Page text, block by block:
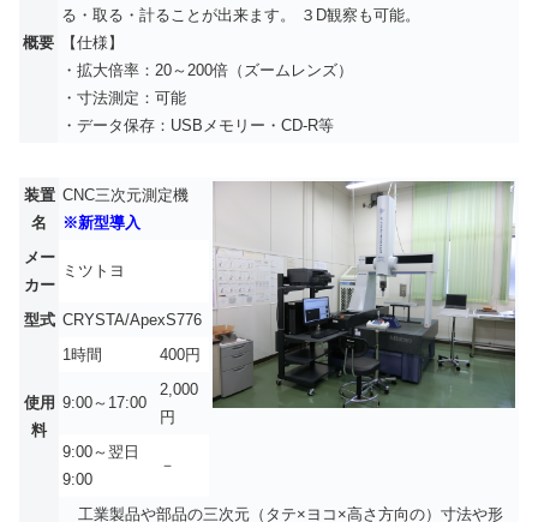
概要
る・取る・計ることが出来ます。 ３D観察も可能。
【仕様】
・拡大倍率：20～200倍（ズームレンズ）
・寸法測定：可能
・データ保存：USBメモリー・CD-R等
装置
名
CNC三次元測定機
※新型導入
メー
カー
ミツトヨ
型式 CRYSTA/ApexS776
使用
料
1時間 400円
9:00～17:00
2,000
円
9:00～翌日
9:00
－
工業製品や部品の三次元（タテ×ヨコ×高さ方向の）寸法や形